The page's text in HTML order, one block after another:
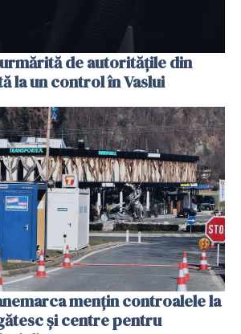
de autoritățile din
la un control în Vaslui
mențin controalele la
și centre pentru